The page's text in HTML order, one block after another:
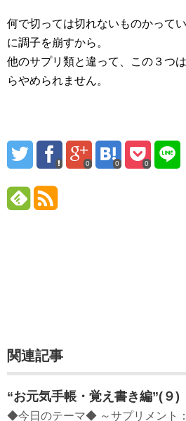
何で切っては切れないものかって
に調子を崩すから。
他のサプリ類と違って、この３つ
らやめられません。
0 0 0
関連記事
“お元気手帳・覚え書き編”(９)
◆今日のテーマ◆ ～サプリメント